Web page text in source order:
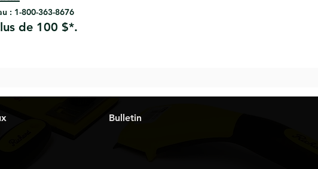
: 1-800-363-8676
de 100 $*.
Bulletin